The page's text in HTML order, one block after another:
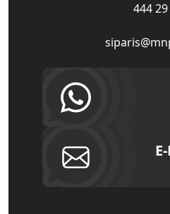
444